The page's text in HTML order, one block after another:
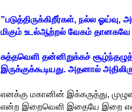
”படுத்திருக்கிறீர்கள், நல்ல ஓய்வு,
மிகும் உடல்ஆற்றல் வேகம் தானகவே
சுத்தவெளி தன்னிறுக்கச்
இருக்குக்கூடியது. அதனால்
எனக்கு மகானின் இக்கருத்து,
என்ற இறைவெளி இதையே இறை